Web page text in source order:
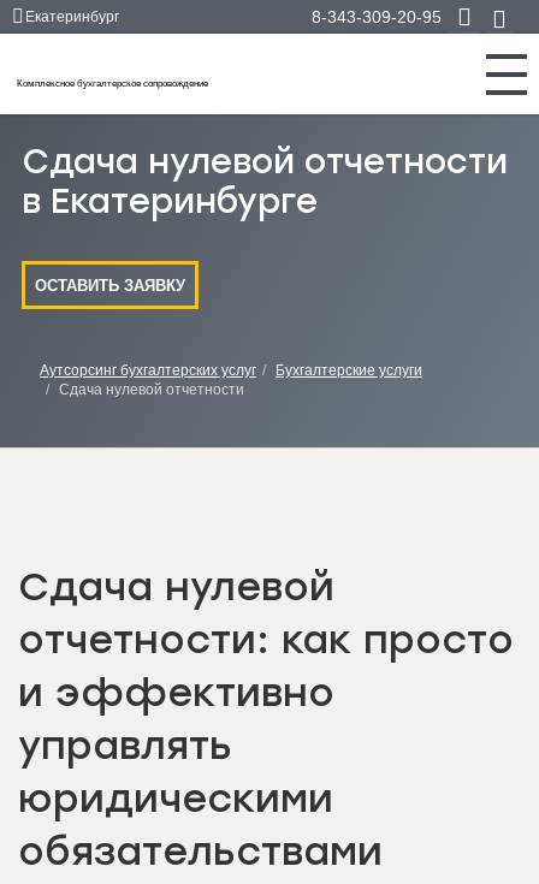
Екатеринбург 8-343-309-20-95
Комплексное бухгалтерское сопровождение
Сдача нулевой отчетности
в Екатеринбурге
ОСТАВИТЬ ЗАЯВКУ
Аутсорсинг бухгалтерских услуг
Бухгалтерские услуги
Сдача нулевой отчетности
Сдача нулевой
отчетности: как просто
и эффективно
управлять
юридическими
обязательствами